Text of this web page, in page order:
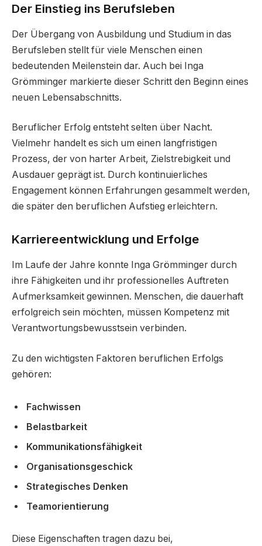
Der Einstieg ins Berufsleben
Der Übergang von Ausbildung und Studium in das
Berufsleben stellt für viele Menschen einen
bedeutenden Meilenstein dar. Auch bei Inga
Grömminger markierte dieser Schritt den Beginn eines
neuen Lebensabschnitts.
Beruflicher Erfolg entsteht selten über Nacht.
Vielmehr handelt es sich um einen langfristigen
Prozess, der von harter Arbeit, Zielstrebigkeit und
Ausdauer geprägt ist. Durch kontinuierliches
Engagement können Erfahrungen gesammelt werden,
die später den beruflichen Aufstieg erleichtern.
Karriereentwicklung und Erfolge
Im Laufe der Jahre konnte Inga Grömminger durch
ihre Fähigkeiten und ihr professionelles Auftreten
Aufmerksamkeit gewinnen. Menschen, die dauerhaft
erfolgreich sein möchten, müssen Kompetenz mit
Verantwortungsbewusstsein verbinden.
Zu den wichtigsten Faktoren beruflichen Erfolgs
gehören:
Fachwissen
Belastbarkeit
Kommunikationsfähigkeit
Organisationsgeschick
Strategisches Denken
Teamorientierung
Diese Eigenschaften tragen dazu bei,